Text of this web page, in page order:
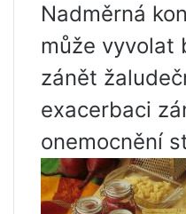
Nadměrná
může vyvolat
zánět
exacerbaci
onemocnění